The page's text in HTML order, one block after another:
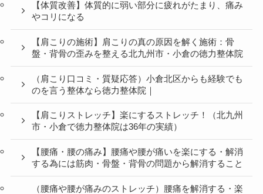
【体質改善】体質的に弱い部分に疲れがたまり、痛み
やコリになる
【肩こりの施術】肩こりの真の原因を解く施術：骨
盤・背骨の歪みを整える北九州市・小倉の徳力整体院
（肩こり口コミ・質疑応答）小倉北区からも経験でも
のを言う整体なら徳力整体院｜
【肩こりストレッチ】楽にするストレッチ！（北九州
市・小倉で徳力整体院は36年の実績）
【腰痛・腰の痛み】腰痛や腰が痛いを楽にする・解消
する為には筋肉・骨盤・背骨の問題から解消すること
（腰痛や腰が痛みのストレッチ）腰痛を解消する・楽